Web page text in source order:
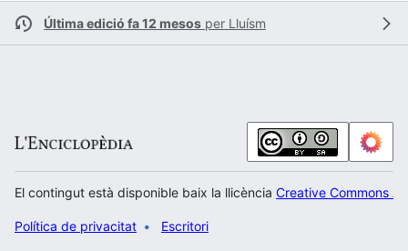
Última edició fa 12 mesos per Lluísm
El contingut està disponible baix la llicència Creative Commons
Política de privacitat Escritori